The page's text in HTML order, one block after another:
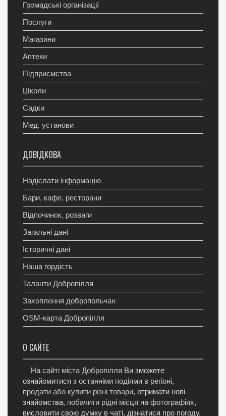
Громадські організації
Послуги
Магазини
Аптеки
Підприємства
Школи
Садки
Мед. установи
ДОВІДКОВА
Надіслати інформацію
Бари, кафе, ресторани
Відпочинок, розваги
Загальні дані
Історичні дані
Наша гордість
Таланти Добропілля
Захоплення добропольчан
OSM-карта Добропілля
О САЙТЕ
На сайті міста Добропілля Ви зможете
ознайомитися з останніми подіями в регіоні,
продати або купити різні товари, отримати нові
знайомства, побачити рідні місця на фотографіях,
висловити свою думку в чаті, дізнатися про погоду,